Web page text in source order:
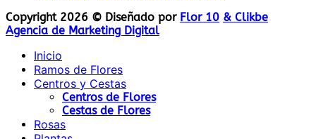
Copyright 2026 © Diseñado por Flor 10 & Clikbe
Agencia de Marketing Digital
Inicio
Ramos de Flores
Centros y Cestas
Centros de Flores
Cestas de Flores
Rosas